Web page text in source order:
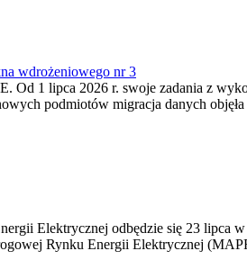
wdrożeniowego nr 3
Od 1 lipca 2026 r. swoje zadania z
podmiotów migracja danych
Elektrycznej odbędzie się 23
Rynku Energii Elektrycznej